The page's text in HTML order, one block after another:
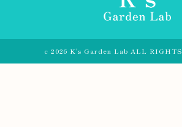
c 2026 K's Garden Lab ALL RIGHTS